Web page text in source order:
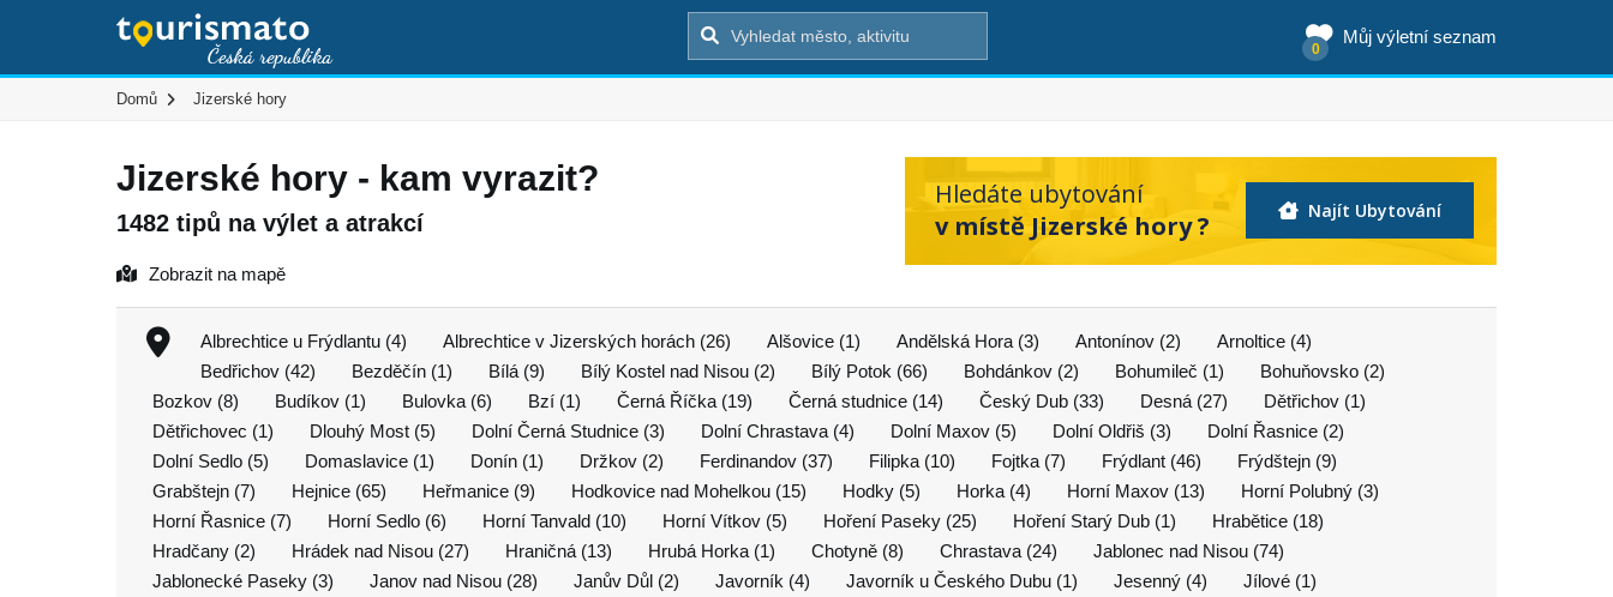
Můj výletní seznam
0
Domů Jizerské hory
Jizerské hory - kam vyrazit?
1482 tipů na výlet a atrakcí
Hledáte ubytování
v místě Jizerské hory ?
Najít Ubytování
Zobrazit na mapě
Albrechtice u Frýdlantu (4) Albrechtice v Jizerských horách (26) Alšovice (1) Andělská Hora (3) Antonínov (2)
Arnoltice (4)
Bedřichov (42)
Bezděčín (1) Bílá (9) Bílý Kostel nad Nisou (2) Bílý Potok (66) Bohdánkov (2) Bohumileč (1)
Bohuňovsko (2)
Bozkov (8)
Budíkov (1) Bulovka (6) Bzí (1) Černá Říčka (19) Černá studnice (14) Český Dub (33) Desná (27)
Dětřichov (1)
Dětřichovec (1)
Dlouhý Most (5) Dolní Černá Studnice (3) Dolní Chrastava (4) Dolní Maxov (5) Dolní Oldřiš (3)
Dolní Řasnice (2)
Dolní Sedlo (5)
Domaslavice (1) Donín (1) Držkov (2) Ferdinandov (37) Filipka (10) Fojtka (7) Frýdlant (46)
Frýdštejn (9)
Grabštejn (7)
Hejnice (65) Heřmanice (9) Hodkovice nad Mohelkou (15) Hodky (5) Horka (4) Horní Maxov (13)
Horní Polubný (3)
Horní Řasnice (7)
Horní Sedlo (6) Horní Tanvald (10) Horní Vítkov (5) Hoření Paseky (25) Hoření Starý Dub (1)
Hrabětice (18)
Hradčany (2)
Hrádek nad Nisou (27) Hraničná (13) Hrubá Horka (1) Chotyně (8) Chrastava (24)
Jablonec nad Nisou (74)
Jablonecké Paseky (3)
Janov nad Nisou (28) Janův Důl (2) Javorník (4) Javorník u Českého Dubu (1) Jesenný (4)
Jílové (1)